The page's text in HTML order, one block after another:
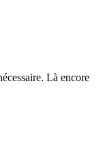
Là encore